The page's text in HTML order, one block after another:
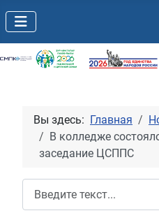
Вы здесь: Главная
В колледже
заседание ЦСППС